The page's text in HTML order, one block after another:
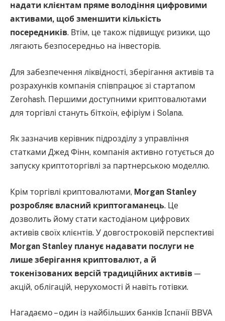
надати клієнтам пряме володіння цифровими
активами, щоб зменшити кількість
посередників. Втім, це також підвищує ризики, що
лягають безпосередньо на інвесторів.
Для забезпечення ліквідності, зберігання активів та
розрахунків компанія співпрацює зі стартапом
Zerohash. Першими доступними криптовалютами
для торгівлі стануть біткоїн, ефіріум і Solana.
Як зазначив керівник підрозділу з управління
статками Джед Фінн, компанія активно готується до
запуску криптоторгівлі за партнерською моделлю.
Крім торгівлі криптовалютами, Morgan Stanley
розробляє власний криптогаманець. Це
дозволить йому стати кастодіаном цифрових
активів своїх клієнтів. У довгостроковій перспективі
Morgan Stanley планує надавати послуги не
лише зберігання криптовалют, а й
токенізованих версій традиційних активів —
акцій, облігацій, нерухомості й навіть готівки.
Нагадаємо – один із найбільших банків Іспанії BBVA